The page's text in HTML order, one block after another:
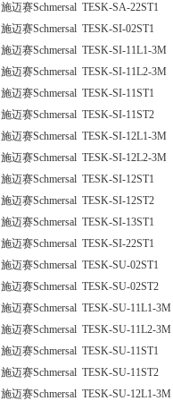
施迈赛Schmersal TESK-SA-22ST1
施迈赛Schmersal TESK-SI-02ST1
施迈赛Schmersal TESK-SI-11L1-3M
施迈赛Schmersal TESK-SI-11L2-3M
施迈赛Schmersal TESK-SI-11ST1
施迈赛Schmersal TESK-SI-11ST2
施迈赛Schmersal TESK-SI-12L1-3M
施迈赛Schmersal TESK-SI-12L2-3M
施迈赛Schmersal TESK-SI-12ST1
施迈赛Schmersal TESK-SI-12ST2
施迈赛Schmersal TESK-SI-13ST1
施迈赛Schmersal TESK-SI-22ST1
施迈赛Schmersal TESK-SU-02ST1
施迈赛Schmersal TESK-SU-02ST2
施迈赛Schmersal TESK-SU-11L1-3M
施迈赛Schmersal TESK-SU-11L2-3M
施迈赛Schmersal TESK-SU-11ST1
施迈赛Schmersal TESK-SU-11ST2
施迈赛Schmersal TESK-SU-12L1-3M